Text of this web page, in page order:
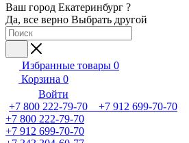
Ваш город Екатеринбург ?
Да, все верно Выбрать другой
Избранные товары 0
Корзина 0
Войти
+7 800 222-79-70 +7 912 699-70-70
+7 800 222-79-70
+7 912 699-70-70